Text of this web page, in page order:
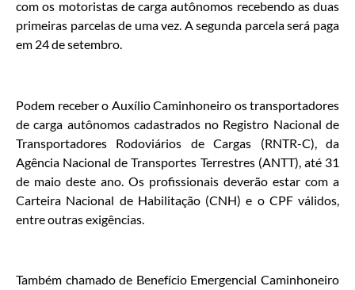
com os motoristas de carga autônomos recebendo as duas
primeiras parcelas de uma vez. A segunda parcela será paga
em 24 de setembro.
Podem receber o Auxílio Caminhoneiro os transportadores
de carga autônomos cadastrados no Registro Nacional de
Transportadores Rodoviários de Cargas (RNTR-C), da
Agência Nacional de Transportes Terrestres (ANTT), até 31
de maio deste ano. Os profissionais deverão estar com a
Carteira Nacional de Habilitação (CNH) e o CPF válidos,
entre outras exigências.
Também chamado de Benefício Emergencial Caminhoneiro